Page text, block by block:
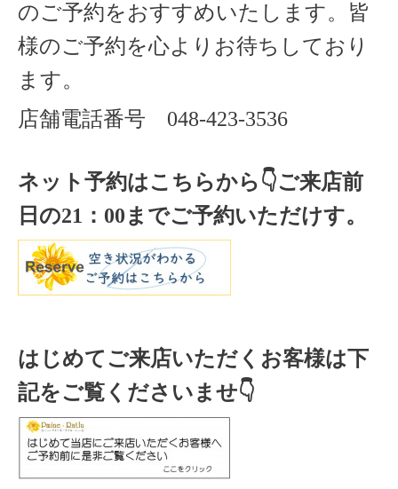
のご予約をおすすめいたします。 皆
様のご予約を心よりお待ちしており
ます。
店舗電話番号 048-423-3536
ネット予約はこちらから👇ご来店前
日の21 ： 00までご予約いただけす。
はじめてご来店いただくお客様は下
記をご覧くださいませ👇